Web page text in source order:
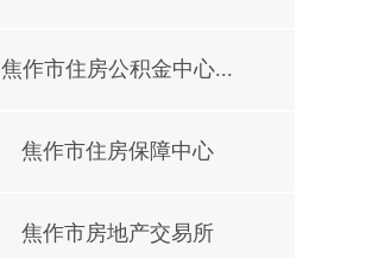
焦作市住房公积金中心...
焦作市住房保障中心
焦作市房地产交易所